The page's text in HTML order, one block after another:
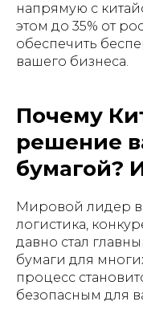
напрямую с
этом до 35% от
обеспечить
вашего бизнеса.
Почему
решение
бумагой?
Мировой лидер в
логистика,
давно стал
бумаги для
процесс
безопасным для